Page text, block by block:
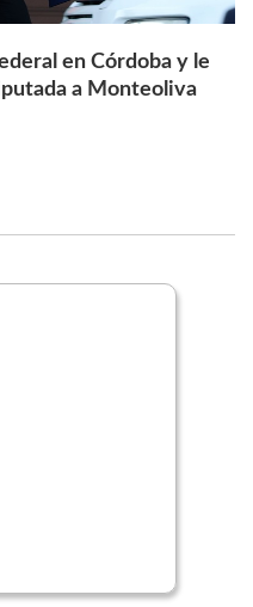
en Córdoba y le
a Monteoliva